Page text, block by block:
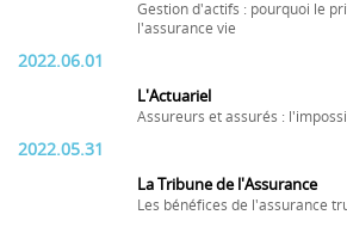
Gestion d'actifs : pourquoi le
l'assurance vie
2022.06.01
L'Actuariel
Assureurs et assurés :
2022.05.31
La Tribune de l'Assurance
Les bénéfices de l'assurance